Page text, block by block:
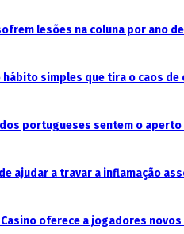
lesões na coluna por ano
simples que tira o caos de
portugueses sentem o
ajudar a travar a inflamação
oferece a jogadores